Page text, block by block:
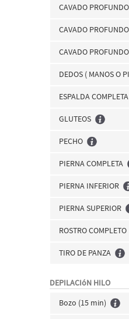
CAVADO
CAVADO
CAVADO
DEDOS ( MANOS O
ESPALDA COMPLETA
GLUTEOS
PECHO
PIERNA COMPLETA
PIERNA INFERIOR
PIERNA SUPERIOR
ROSTRO COMPLETO
TIRO DE PANZA
DEPILACIóN HILO
Bozo (15 min)